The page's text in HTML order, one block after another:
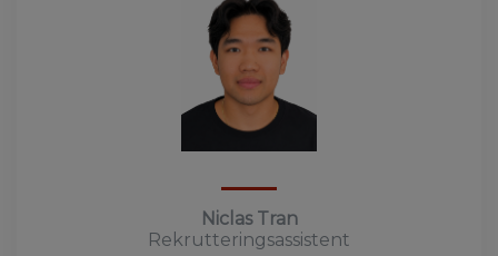
Niclas Tran
Rekrutteringsassistent